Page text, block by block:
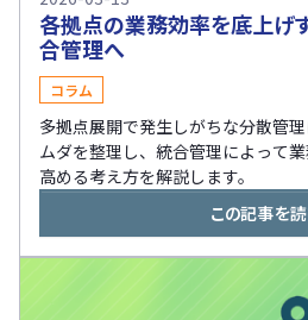
各拠点の業務効率を底上げ
合管理へ
コラム
多拠点展開で発生しがちな分散管
ムダを整理し、統合管理によって
高める考え方を解説します。
この記事を